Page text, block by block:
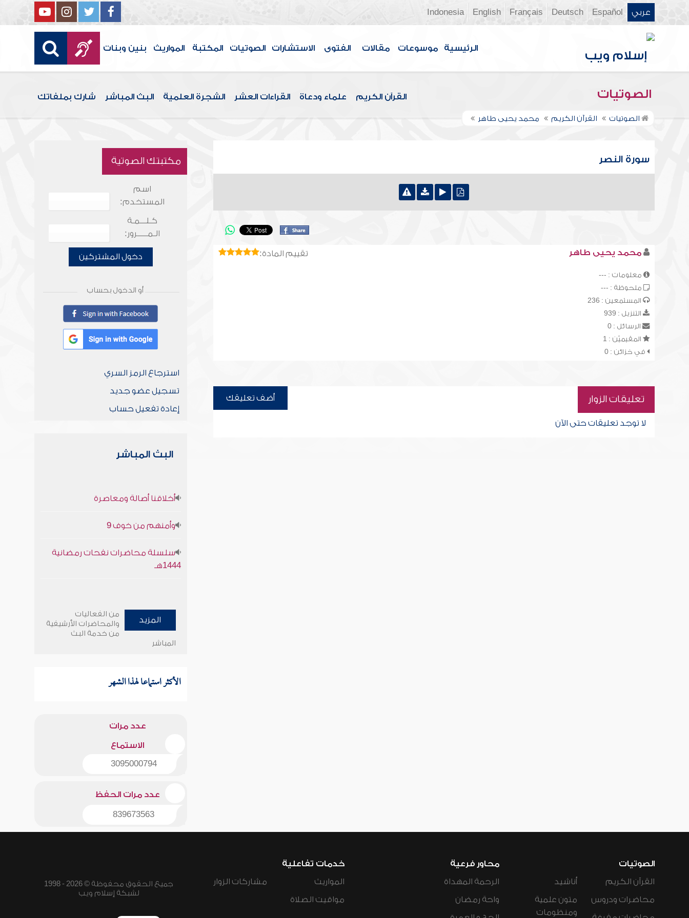
عربي Español
Deutsch
Français
English
Indonesia
الرئيسية موسوعات مقالات الفتوى الاستشارات الصوتيات المكتبة المواريث بنين وبنات
الصوتيات القرآن الكريم علماء ودعاة القراءات العشر الشجرة العلمية البث المباشر شارك بملفاتك
الصوتيات القرآن الكريم محمد يحيى طاهر
سورة النصر
تقييم المادة: محمد يحيى طاهر
معلومات : ---
ملحوظة : ---
المستمعين : 236
التنزيل : 939
الرسائل : 0
المقيميّن : 1
في خزائن : 0
تعليقات الزوار أضف تعليقك
لا توجد تعليقات حتى الآن
مكتبتك الصوتية
اسم
المستخدم:
كـلـــمـة
الـمـــــرور:
دخول المشتركين
أو الدخول بحساب
استرجاع الرمز السري
تسجيل عضو جديد
إعادة تفعيل حساب
البث المباشر
أخلاقنا أصالة ومعاصرة
وأمنهم من خوف 9
سلسلة محاضرات نفحات رمضانية
1444هـ
المزيد
من الفعاليات
والمحاضرات الأرشيفية
من خدمة البث
المباشر
الأكثر استماعا لهذا الشهر
عدد مرات
الاستماع
3095000794
عدد مرات الحفظ
839673563
الصوتيات
القرآن الكريم
محاضرات ودروس
أناشيد
متون علمية
ومنظومات
محاور فرعية
الرحمة المهداة
واحة رمضان
خدمات تفاعلية
المواريث
مواقيت الصلاة
مشاركات الزوار
جميع الحقوق محفوظة © 2026 - 1998
لشبكة إسلام ويب